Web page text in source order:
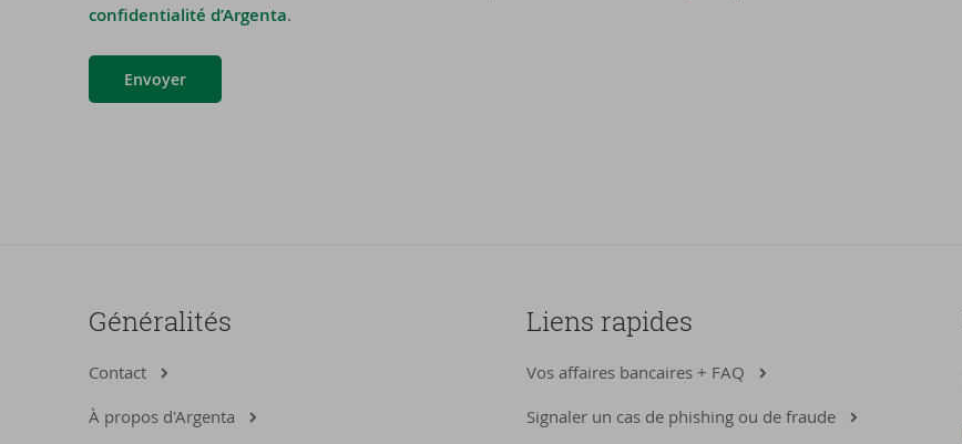
confidentialité d’Argenta.
Envoyer
Généralités
Contact
À propos d'Argenta
Liens rapides
Vos affaires bancaires + FAQ
Signaler un cas de phishing ou de fraude